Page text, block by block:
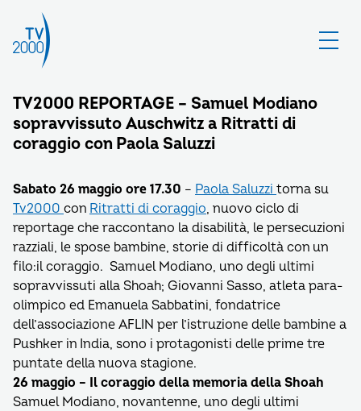
TV2000 REPORTAGE – Samuel Modiano
sopravvissuto Auschwitz a Ritratti di
coraggio con Paola Saluzzi
Sabato 26 maggio ore 17.30 – Paola Saluzzi torna su
Tv2000 con Ritratti di coraggio, nuovo ciclo di
reportage che raccontano la disabilità, le persecuzioni
razziali, le spose bambine, storie di difficoltà con un
filo:il coraggio. Samuel Modiano, uno degli ultimi
sopravvissuti alla Shoah; Giovanni Sasso, atleta para-
olimpico ed Emanuela Sabbatini, fondatrice
dell’associazione AFLIN per l’istruzione delle bambine a
Pushker in India, sono i protagonisti delle prime tre
puntate della nuova stagione.
26 maggio – Il coraggio della memoria della Shoah
Samuel Modiano, novantenne, uno degli ultimi